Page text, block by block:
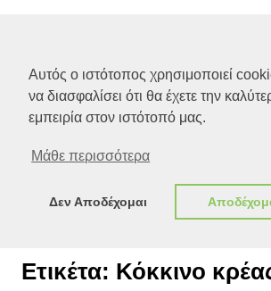
Αυτός ο ιστότοπος χρησιμοποιεί
να διασφαλίσει ότι θα έχετε την
εμπειρία στον ιστότοπό μας.
Μάθε περισσότερα
Δεν Αποδέχομαι
Κόκκινο κρέας
Ετικέτα: Κόκκινο